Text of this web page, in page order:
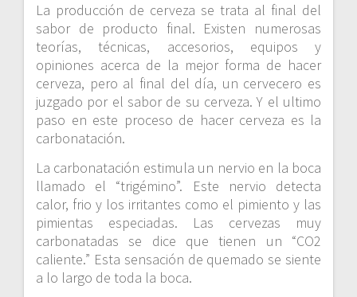
La producción de cerveza se trata al final del
sabor de producto final. Existen numerosas
teorías, técnicas, accesorios, equipos y
opiniones acerca de la mejor forma de hacer
cerveza, pero al final del día, un cervecero es
juzgado por el sabor de su cerveza. Y el ultimo
paso en este proceso de hacer cerveza es la
carbonatación.
La carbonatación estimula un nervio en la boca
llamado el “trigémino”. Este nervio detecta
calor, frio y los irritantes como el pimiento y las
pimientas especiadas. Las cervezas muy
carbonatadas se dice que tienen un “CO2
caliente.” Esta sensación de quemado se siente
a lo largo de toda la boca.